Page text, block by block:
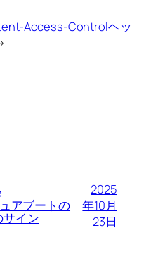
Access-Controlヘッ
アブートの
イン
2025
年10月
23日